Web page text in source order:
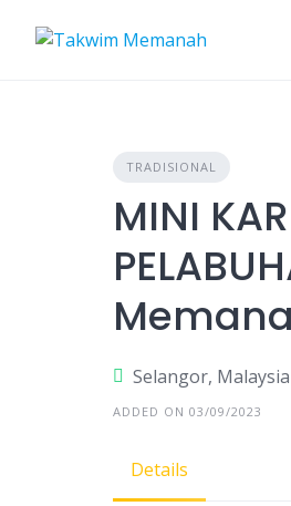
TRADISIONAL
MINI
Selangor, Malaysia
ADDED ON 03/09/2023
Details